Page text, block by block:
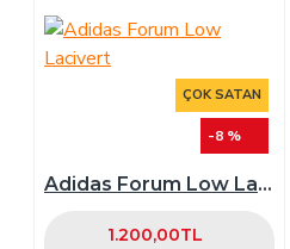
ÇOK SATAN
-8 %
Adidas Forum Low Lacivert
1.200,00TL